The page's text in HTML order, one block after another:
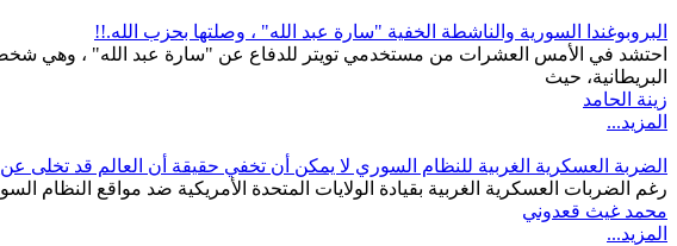
البروبوغندا السورية والناشطة الخفية "سارة عبد الله" ، وصلتها بحزب الله.!!
احتشد في الأمس العشرات من مستخدمي تويتر للدفاع عن "سارة عبد الله" ، وهي
البريطانية، حيث
زينة الحامد
المزيد...
الضربة العسكرية الغربية للنظام السوري لا يمكن أن تخفي حقيقة أن العالم قد تخلى
رغم الضربات العسكرية الغربية بقيادة الولايات المتحدة الأمريكية ضد مواقع النظام
محمد غيث قعدوني
المزيد...